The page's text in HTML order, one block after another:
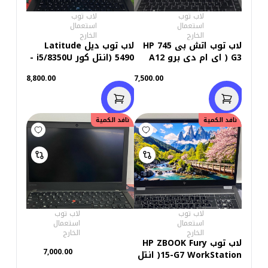
لاب توب
استعمال
الخارج
لاب توب اتش بى HP 745
G3 ( اى ام دى برو A12
جيجابايت - M.2 256GB
- فيجا اى ام دى راديون )
استعمال خارج
7,500.00
لاب توب
استعمال
الخارج
لاب توب ديل Latitude
5490 (انتل كور i5/8350U -
بوصة - كاميرا) استعمال
خارج
8,800.00
نافد الكمية
لاب توب
استعمال
الخارج
لاب توب HP ZBOOK Fury
15-G7 WorkStation( انتل
نافد الكمية
لاب توب
استعمال
الخارج
7,000.00